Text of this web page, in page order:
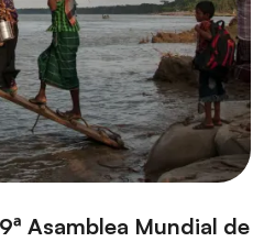
Asamblea Mundial de